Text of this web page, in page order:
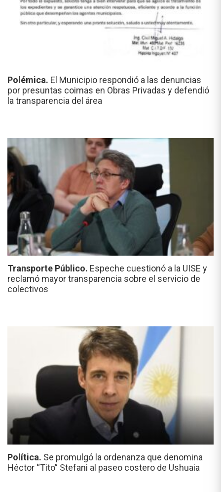
Polémica. El Municipio respondió a las denuncias
por presuntas coimas en Obras Privadas y defendió
la transparencia del área
Transporte Público. Espeche cuestionó a la UISE y
reclamó mayor transparencia sobre el servicio de
colectivos
Política. Se promulgó la ordenanza que denomina
Héctor “Tito” Stefani al paseo costero de Ushuaia